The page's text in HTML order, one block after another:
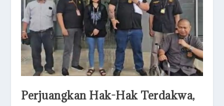
Perjuangkan Hak-Hak Terdakwa,